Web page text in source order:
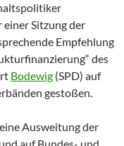
einer Sitzung der
Empfehlung
des
Bodewig (SPD) auf
gestoßen.
Ausweitung der